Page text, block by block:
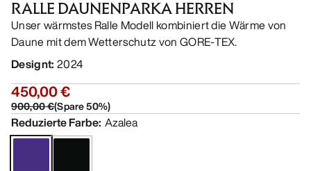
RALLE DAUNENPARKA HERREN
Unser wärmstes Ralle Modell kombiniert die Wärme von
Daune mit dem Wetterschutz von GORE-TEX.
Designt: 2024
450,00 €
900,00 €(Spare50%)
Reduzierte Farbe: Azalea